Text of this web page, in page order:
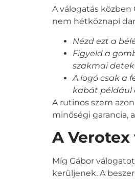
A válogatás
nem hétköznapi
Nézd ezt a
Figyeld a
szakmai
A logó csak a
kabát például
A rutinos szem
minőségi garancia,
A
Míg Gábor
kerüljenek. A